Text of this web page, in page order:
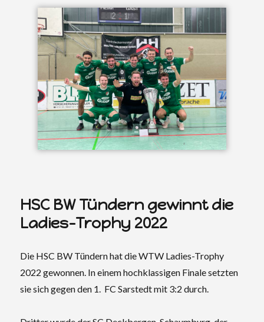
HSC BW Tündern gewinnt die
Ladies-Trophy 2022
Die HSC BW Tündern hat die WTW Ladies-Trophy
2022 gewonnen. In einem hochklassigen Finale setzten
sie sich gegen den 1. FC Sarstedt mit 3:2 durch.